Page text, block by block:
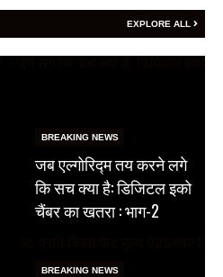
EXPLORE ALL
BREAKING NEWS
जब एल्गोरिद्म तय करने लगे
कि सच क्या है: डिजिटल इको
चैंबर का खतरा : भाग-2
BREAKING NEWS